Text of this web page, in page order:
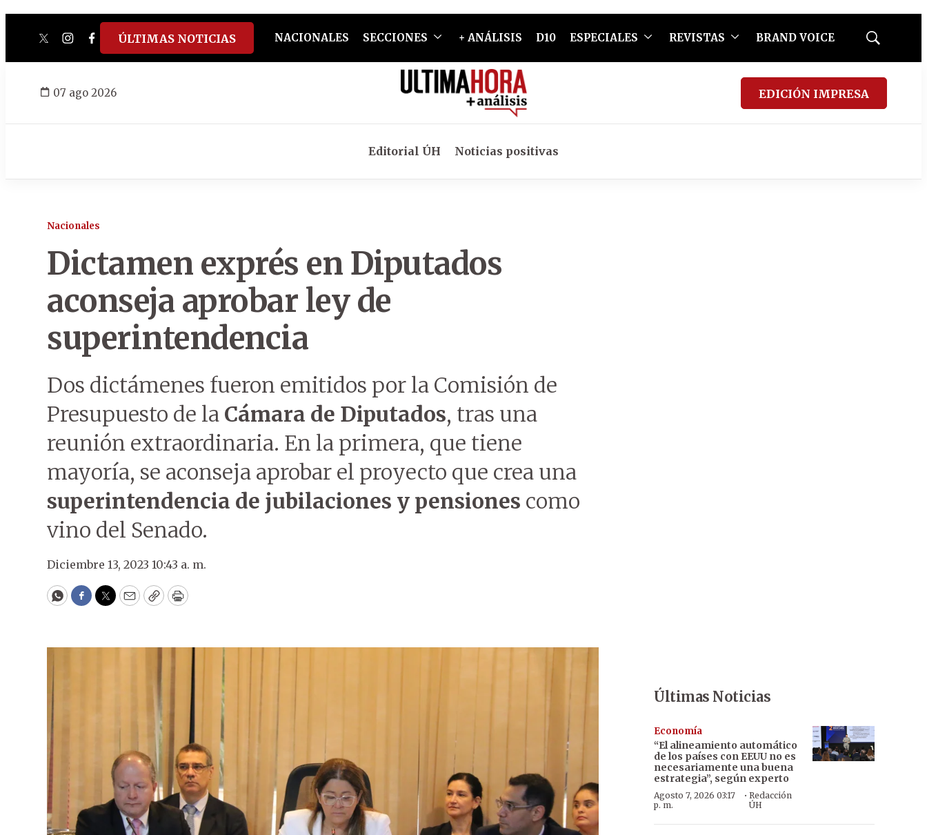
twitterinstagram
facebook
tiktokyoutube
spotify
ÚLTIMAS NOTICIAS NACIONALES SECCIONES + ANÁLISIS D10 ESPECIALES REVISTAS BRAND VOICE
Mostrar
07 ago 2026 EDICIÓN IMPRESA
Editorial ÚH Noticias positivas
Nacionales
Dictamen exprés en Diputados
aconseja aprobar ley de
superintendencia
Dos dictámenes fueron emitidos por la Comisión de
Presupuesto de la Cámara de Diputados, tras una
reunión extraordinaria. En la primera, que tiene
mayoría, se aconseja aprobar el proyecto que crea una
superintendencia de jubilaciones y pensiones como
vino del Senado.
Diciembre 13, 2023 10:43 a. m.
WhatsApp
Facebook
Twitter
EmailCopyPrint
Últimas Noticias
Economía
“El alineamiento automático
de los países con EEUU no es
necesariamente una buena
estrategia”, según experto
Agosto 7, 2026 03:17
p. m.
· Redacción
ÚH